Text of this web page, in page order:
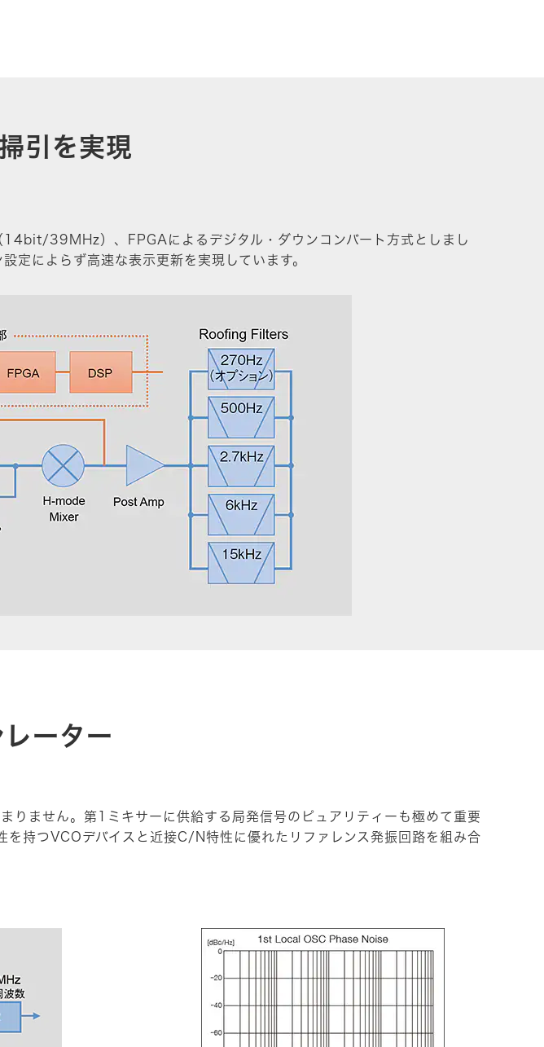
引を実現
39MHz）、FPGAによるデジタル・ダウンコンバート方式としまし
定によらず高速な表示更新を実現しています。
ーター
りません。第1ミキサーに供給する局発信号のピュアリティーも極めて重要
持つVCOデバイスと近接C/N特性に優れたリファレンス発振回路を組み合